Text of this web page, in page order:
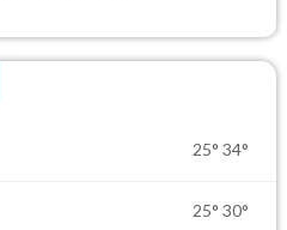
25° 34°
25° 30°